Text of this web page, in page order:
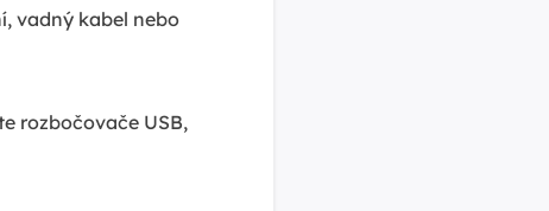
vadný kabel nebo
rozbočovače USB,